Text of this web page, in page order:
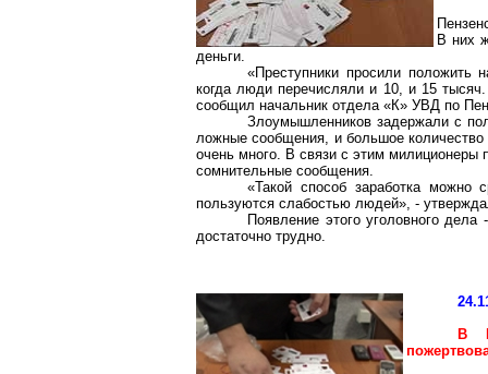
В них
деньги.
«Преступники просили положить
когда люди перечисляли и 10, и 15
сообщил начальник отдела «К» УВД по
Злоумышленниковзадержали с
ложные сообщения, и большое
очень много. В связи с этим милиционеры
сомнительные сообщения.
«Такой способ заработка можно
пользуются слабостью людей», -
Появление этого уголовного
достаточно трудно.
В